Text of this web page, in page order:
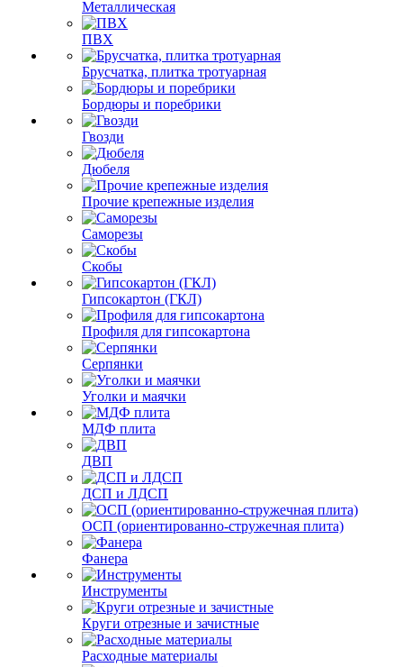
Металлическая
ПВХ
Брусчатка, плитка тротуарная
Бордюры и поребрики
Гвозди
Дюбеля
Прочие крепежные изделия
Саморезы
Скобы
Гипсокартон (ГКЛ)
Профиля для гипсокартона
Серпянки
Уголки и маячки
МДФ плита
ДВП
ДСП и ЛДСП
ОСП (ориентированно-стружечная плита)
Фанера
Инструменты
Круги отрезные и зачистные
Расходные материалы